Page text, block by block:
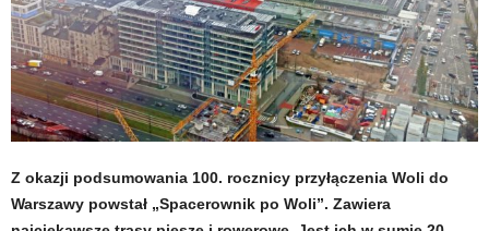
Z okazji podsumowania 100. rocznicy przyłączenia Woli do
Warszawy powstał „Spacerownik po Woli”. Zawiera